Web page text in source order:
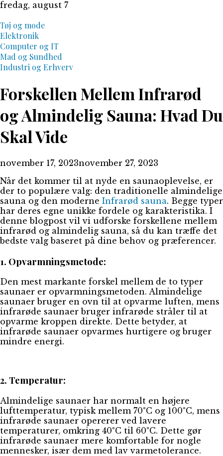
Skip
content
fredag, august 7
Tøj og mode
Elektronik
Computer og IT
Mad og Sundhed
Industri og Erhverv
Forskellen Mellem Infrarød
og Almindelig Sauna: Hvad Du
Skal Vide
november 17, 2023november 27, 2023
Når det kommer til at nyde en saunaoplevelse, er
der to populære valg: den traditionelle almindelige
sauna og den moderne Infrarød sauna. Begge typer
har deres egne unikke fordele og karakteristika. I
denne blogpost vil vi udforske forskellene mellem
infrarød og almindelig sauna, så du kan træffe det
bedste valg baseret på dine behov og præferencer.
1. Opvarmningsmetode:
Den mest markante forskel mellem de to typer
saunaer er opvarmningsmetoden. Almindelige
saunaer bruger en ovn til at opvarme luften, mens
infrarøde saunaer bruger infrarøde stråler til at
opvarme kroppen direkte. Dette betyder, at
infrarøde saunaer opvarmes hurtigere og bruger
mindre energi.
2. Temperatur:
Almindelige saunaer har normalt en højere
lufttemperatur, typisk mellem 70°C og 100°C, mens
infrarøde saunaer opererer ved lavere
temperaturer, omkring 40°C til 60°C. Dette gør
infrarøde saunaer mere komfortable for nogle
mennesker, især dem med lav varmetolerance.